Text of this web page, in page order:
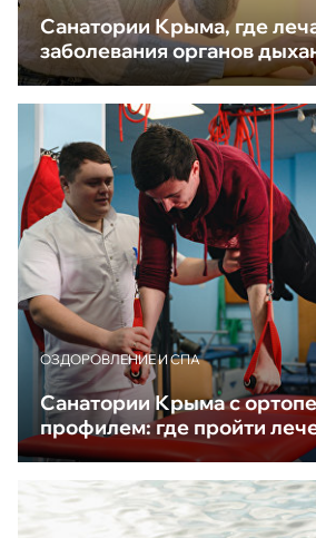
Санатории Крыма, где
заболевания органов
ОЗДОРОВЛЕНИЕ И СПА
Санатории Крыма с
профилем: где пройти